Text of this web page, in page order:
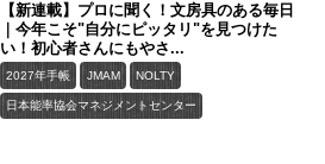
【新連載】プロに聞く！文房具のある毎日
｜今年こそ"自分にピッタリ"を見つけた
い！初心者さんにもやさ...
2027年手帳 JMAM NOLTY
日本能率協会マネジメントセンター